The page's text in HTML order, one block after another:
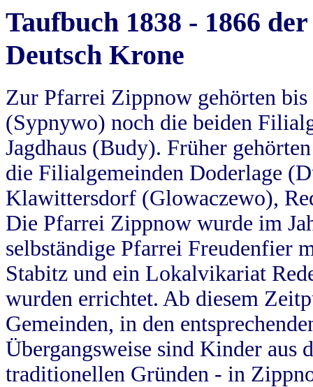
Taufbuch 1838 - 1866
Deutsch Krone
Zur Pfarrei Zippnow gehörten
(Sypnywo) noch die beiden
Jagdhaus (Budy). Früher
die Filialgemeinden Doderlage
Klawittersdorf (Glowaczewo),
Die Pfarrei Zippnow wurde im
selbständige Pfarrei Freudenfier
Stabitz und ein Lokalvikariat
wurden errichtet. Ab diesem
Gemeinden, in den
Übergangsweise sind Kinder aus
traditionellen Gründen - in